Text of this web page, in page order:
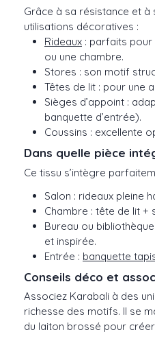
Grâce à sa résistance et à
utilisations décoratives :
Rideaux : parfaits
ou une chambre.
Stores : son motif
Têtes de lit : pour une
Sièges d’appoint :
banquette d’entrée).
Coussins : excellente
Dans quelle pièce
Ce tissu s’intègre
Salon : rideaux pleine
Chambre : tête de lit
Bureau ou
et inspirée.
Entrée : banquette
Conseils déco et
Associez Karabali à des
richesse des motifs. Il se
du laiton brossé pour